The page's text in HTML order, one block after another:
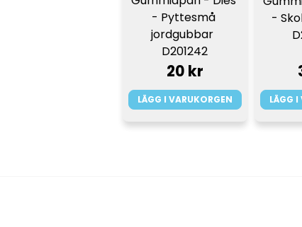
- Pyttesmå
jordgubbar
D201242
20 kr
LÄGG I VARUKORGEN
-
LÄGG I